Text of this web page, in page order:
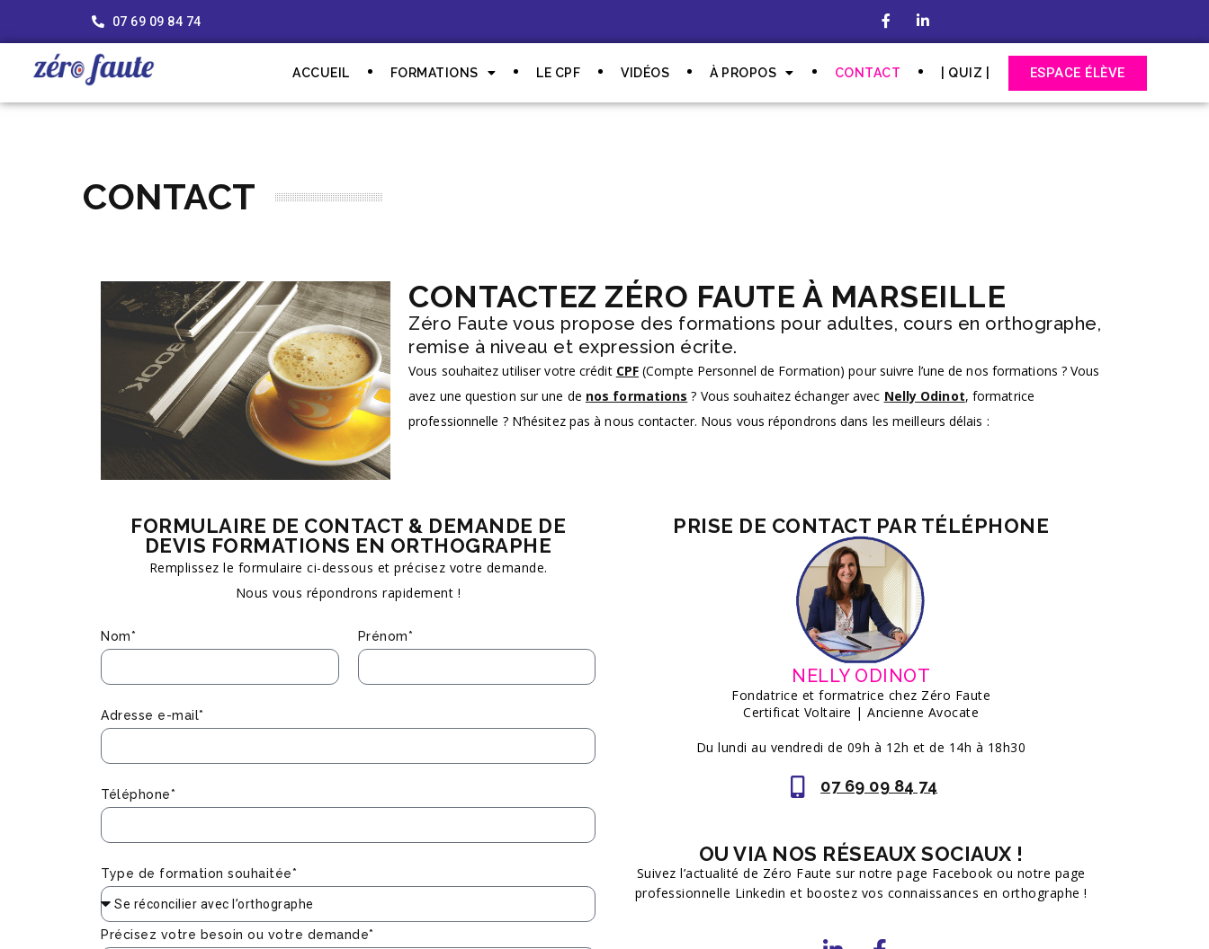
07 69 09 84 74
ACCUEIL FORMATIONS LE CPF VIDÉOS À PROPOS CONTACT | QUIZ | ESPACE ÉLÈVE
CONTACT
CONTACTEZ ZÉRO FAUTE À MARSEILLE
Zéro Faute vous propose des formations pour adultes, cours en orthographe,
remise à niveau et expression écrite.
Vous souhaitez utiliser votre crédit CPF (Compte Personnel de Formation) pour suivre l’une de nos formations ? Vous
avez une question sur une de nos formations ? Vous souhaitez échanger avec Nelly Odinot, formatrice
professionnelle ? N’hésitez pas à nous contacter. Nous vous répondrons dans les meilleurs délais :
FORMULAIRE DE CONTACT & DEMANDE DE
DEVIS FORMATIONS EN ORTHOGRAPHE
Remplissez le formulaire ci-dessous et précisez votre demande.
Nous vous répondrons rapidement !
Nom* Prénom*
Adresse e-mail*
Téléphone*
Type de formation souhaitée*
Précisez votre besoin ou votre demande*
PRISE DE CONTACT PAR TÉLÉPHONE
NELLY ODINOT
Fondatrice et formatrice chez Zéro Faute
Certificat Voltaire | Ancienne Avocate
Du lundi au vendredi de 09h à 12h et de 14h à 18h30
07 69 09 84 74
OU VIA NOS RÉSEAUX SOCIAUX !
Suivez l’actualité de Zéro Faute sur notre page Facebook ou notre page
professionnelle Linkedin et boostez vos connaissances en orthographe !